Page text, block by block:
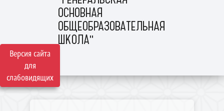
Версия сайта
для
слабовидящих
ОСНОВНАЯ
ОБЩЕОБРАЗОВАТЕЛЬНАЯ
ШКОЛА"